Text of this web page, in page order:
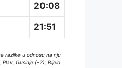
20:08
21:51
razlike u odnosu na nju
Gusinje (-2); Bijelo